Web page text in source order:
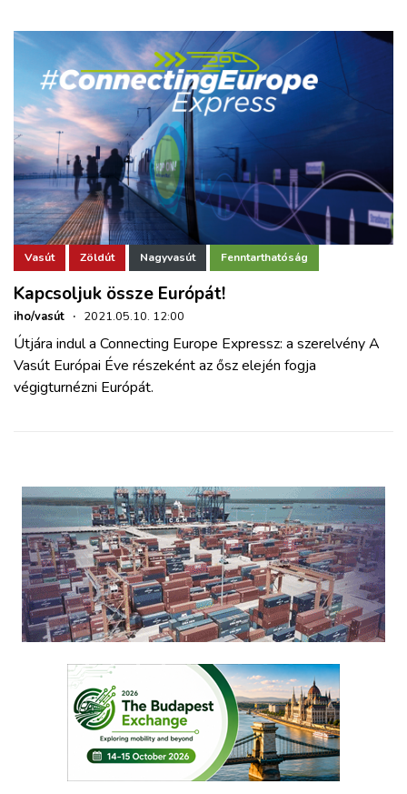
Vasút Zöldút Nagyvasút Fenntarthatóság
Kapcsoljuk össze Európát!
iho/vasút · 2021.05.10. 12:00
Útjára indul a Connecting Europe Expressz: a szerelvény A
Vasút Európai Éve részeként az ősz elején fogja
végigturnézni Európát.